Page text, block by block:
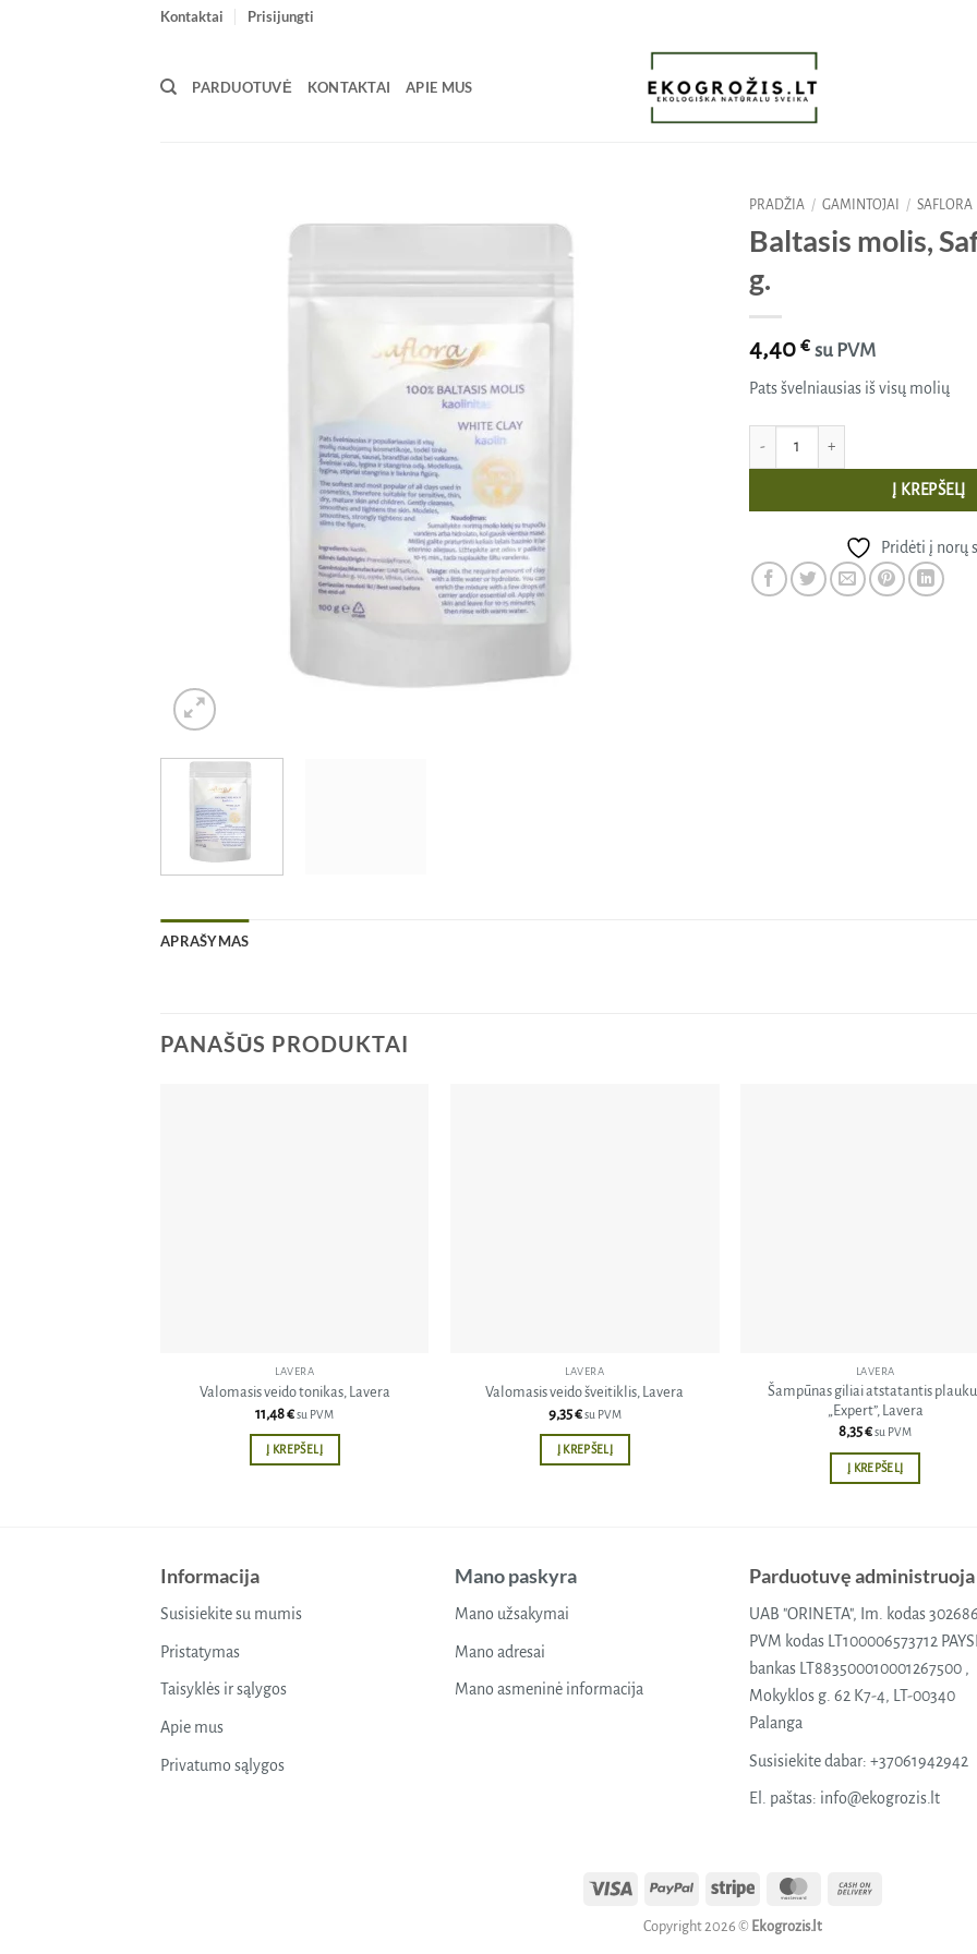
Kontaktai Prisijungti
PARDUOTUVĖ KONTAKTAI APIE MUS
PRADŽIA / GAMINTOJAI / SAFLORA
Baltasis molis,
g.
4,40 € su PVM
Pats švelniausias iš visų molių
Į KREPŠELĮ
Pridėti į norų
APRAŠYMAS
PANAŠŪS PRODUKTAI
LAVERA
Valomasis veido tonikas, Lavera
11,48€su PVM
Į KREPŠELĮ
LAVERA
Valomasis veido šveitiklis, Lavera
9,35€su PVM
Į KREPŠELĮ
LAVERA
Šampūnas giliai atstatantis
„Expert”, Lavera
8,35€su PVM
Į KREPŠELĮ
Informacija
Susisiekite su mumis
Pristatymas
Taisyklės ir sąlygos
Apie mus
Privatumo sąlygos
Mano paskyra
Mano užsakymai
Mano adresai
Mano asmeninė informacija
Parduotuvę administruoja
UAB "ORINETA", Im. kodas
PVM kodas LT100006573712
bankas LT883500010001267500 ,
Mokyklos g. 62 K7-4, LT-00340
Palanga
Susisiekite dabar: +37061942942
El. paštas: info@ekogrozis.lt
Visa PayPal Stripe MasterCard
Copyright 2026 © Ekogrozis.lt